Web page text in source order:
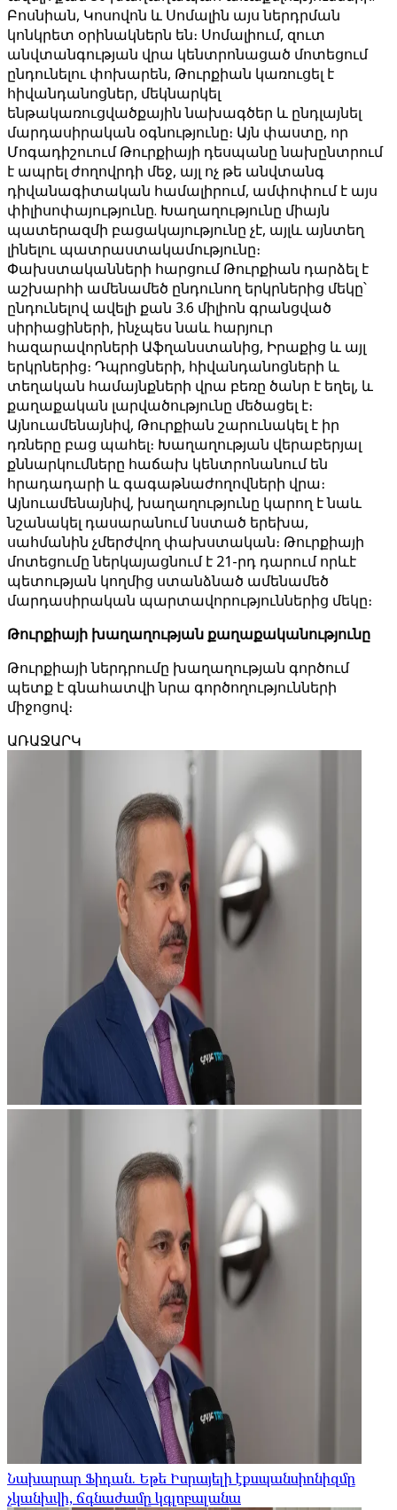
Բոսնիան, Կոսովոն և Սոմալին այս ներդրման
կոնկրետ օրինակներն են։ Սոմալիում, զուտ
անվտանգության վրա կենտրոնացած մոտեցում
ընդունելու փոխարեն, Թուրքիան կառուցել է
հիվանդանոցներ, մեկնարկել
ենթակառուցվածքային նախագծեր և ընդլայնել
մարդասիրական օգնությունը։ Այն փաստը, որ
Մոգադիշուում Թուրքիայի դեսպանը նախընտրում
է ապրել ժողովրդի մեջ, այլ ոչ թե անվտանգ
դիվանագիտական ​​համալիրում, ամփոփում է այս
փիլիսոփայությունը. Խաղաղությունը միայն
պատերազմի բացակայությունը չէ, այլև այնտեղ
լինելու պատրաստակամությունը։
Փախստականների հարցում Թուրքիան դարձել է
աշխարհի ամենամեծ ընդունող երկրներից մեկը՝
ընդունելով ավելի քան 3.6 միլիոն գրանցված
սիրիացիների, ինչպես նաև հարյուր
հազարավորների Աֆղանստանից, Իրաքից և այլ
երկրներից։ Դպրոցների, հիվանդանոցների և
տեղական համայնքների վրա բեռը ծանր է եղել, և
քաղաքական լարվածությունը մեծացել է։
Այնուամենայնիվ, Թուրքիան շարունակել է իր
դռները բաց պահել։ Խաղաղության վերաբերյալ
քննարկումները հաճախ կենտրոնանում են
հրադադարի և գագաթնաժողովների վրա։
Այնուամենայնիվ, խաղաղությունը կարող է նաև
նշանակել դասարանում նստած երեխա,
սահմանին չմերժվող փախստական։ Թուրքիայի
մոտեցումը ներկայացնում է 21-րդ դարում որևէ
պետության կողմից ստանձնած ամենամեծ
մարդասիրական պարտավորություններից մեկը։
Թուրքիայի խաղաղության քաղաքականությունը
Թուրքիայի ներդրումը խաղաղության գործում
պետք է գնահատվի նրա գործողությունների
միջոցով։
ԱՌԱՋԱՐԿ
Նախարար Ֆիդան. Եթե Իսրայելի էքսպանսիոնիզմը
չկանխվի, ճգնաժամը կգլոբալանա